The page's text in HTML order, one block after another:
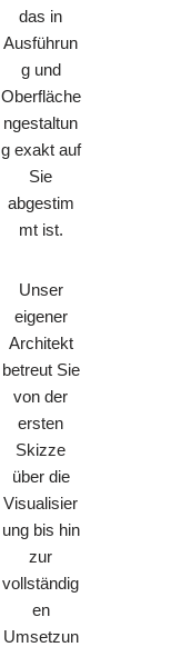
das in
Ausführun
g und
Oberfläche
ngestaltun
g exakt auf
Sie
abgestim
mt ist.
Unser
eigener
Architekt
betreut Sie
von der
ersten
Skizze
über die
Visualisier
ung bis hin
zur
vollständig
en
Umsetzun